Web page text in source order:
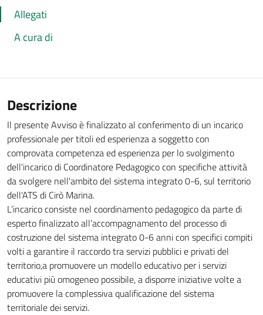
Allegati
A cura di
Descrizione
Il presente Avviso è finalizzato al conferimento di un incarico
professionale per titoli ed esperienza a soggetto con
comprovata competenza ed esperienza per lo svolgimento
dell'incarico di Coordinatore Pedagogico con specifiche attività
da svolgere nell'ambito del sistema integrato 0-6, sul territorio
dell'ATS di Cirò Marina.
L’incarico consiste nel coordinamento pedagogico da parte di
esperto finalizzato all’accompagnamento del processo di
costruzione del sistema integrato 0-6 anni con specifici compiti
volti a garantire il raccordo tra servizi pubblici e privati del
territorio,a promuovere un modello educativo per i servizi
educativi più omogeneo possibile, a disporre iniziative volte a
promuovere la complessiva qualificazione del sistema
territoriale dei servizi.